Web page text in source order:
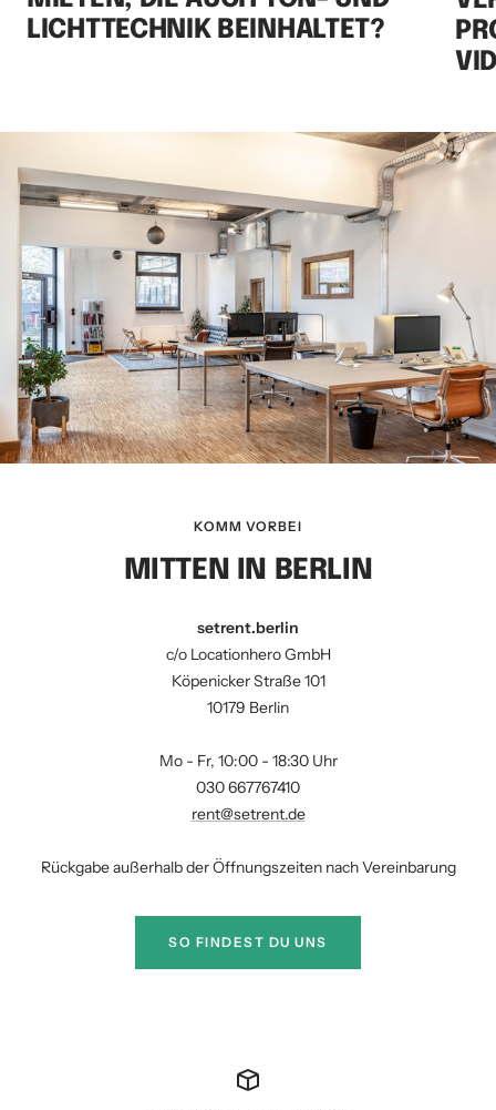
LICHTTECHNIK BEINHALTET?
KOMM VORBEI
MITTEN IN BERLIN
setrent.berlin
c/o Locationhero GmbH
Köpenicker Straße 101
10179 Berlin
Mo - Fr, 10:00 - 18:30 Uhr
030 667767410
rent@setrent.de
Rückgabe außerhalb der Öffnungszeiten nach Vereinbarung
SO FINDEST DU UNS